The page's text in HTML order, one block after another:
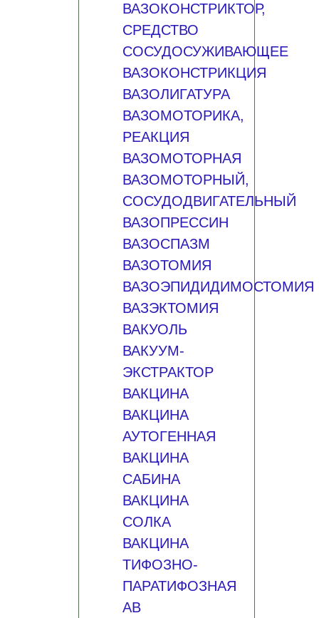
ВАЗОКОНСТРИКТОР,
СРЕДСТВО
СОСУДОСУЖИВАЮЩЕЕ
ВАЗОКОНСТРИКЦИЯ
ВАЗОЛИГАТУРА
ВАЗОМОТОРИКА,
РЕАКЦИЯ
ВАЗОМОТОРНАЯ
ВАЗОМОТОРНЫЙ,
СОСУДОДВИГАТЕЛЬНЫЙ
ВАЗОПРЕССИН
ВАЗОСПАЗМ
ВАЗОТОМИЯ
ВАЗОЭПИДИДИМОСТОМИЯ
ВАЗЭКТОМИЯ
ВАКУОЛЬ
ВАКУУМ-
ЭКСТРАКТОР
ВАКЦИНА
ВАКЦИНА
АУТОГЕННАЯ
ВАКЦИНА
САБИНА
ВАКЦИНА
СОЛКА
ВАКЦИНА
ТИФОЗНО-
ПАРАТИФОЗНАЯ
AB